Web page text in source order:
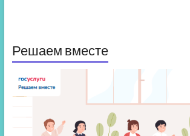
Решаем вместе